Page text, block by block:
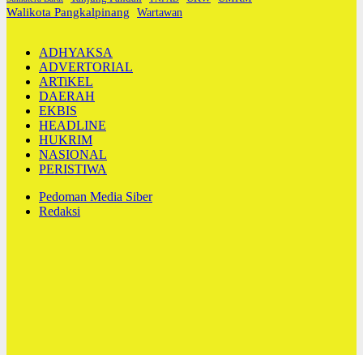
Walikota Pangkalpinang Wartawan
ADHYAKSA
ADVERTORIAL
ARTiKEL
DAERAH
EKBIS
HEADLINE
HUKRIM
NASIONAL
PERISTIWA
Pedoman Media Siber
Redaksi